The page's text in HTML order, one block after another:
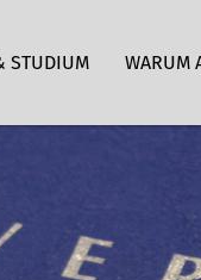
STUDIUM WARUM